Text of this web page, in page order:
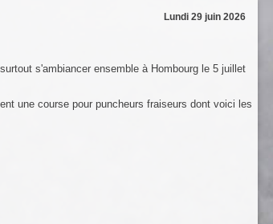
Lundi 29 juin 2026
s'ambiancer ensemble à Hombourg le 5 juillet
une course pour puncheurs fraiseurs dont voici les